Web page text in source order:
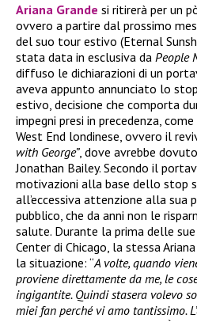
Ariana Grande si ritirerà per un
ovvero a partire dal prossimo
del suo tour estivo (Eternal
stata data in esclusiva da People
diffuso le dichiarazioni di un
aveva appunto annunciato lo
estivo, decisione che comporta
impegni presi in precedenza,
West End londinese, ovvero il
with George”, dove avrebbe
Jonathan Bailey. Secondo il
motivazioni alla base dello stop
all’eccessiva attenzione alla sua
pubblico, che da anni non le
salute. Durante la prima delle
Center di Chicago, la stessa
la situazione: “A volte, quando
proviene direttamente da me, le
ingigantite. Quindi stasera volevo
miei fan perché vi amo tantissimo.